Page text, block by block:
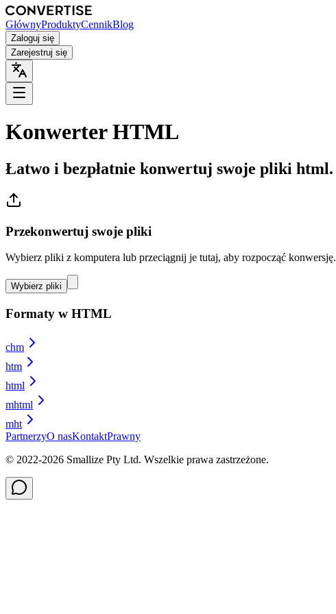
GłównyProduktyCennikBlog
Zaloguj się
Zarejestruj się
Konwerter HTML
Łatwo i bezpłatnie konwertuj swoje pliki html.
Przekonwertuj swoje pliki
Wybierz pliki z komputera lub przeciągnij je tutaj, aby rozpocząć konwersję.
Wybierz pliki
Formaty w HTML
chm
htm
html
mhtml
mht
PartnerzyO nasKontaktPrawny
© 2022-2026 Smallize Pty Ltd. Wszelkie prawa zastrzeżone.